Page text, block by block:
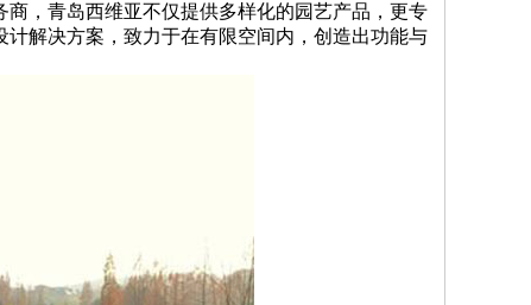
，青岛西维亚不仅提供多样化的园艺产品，更专
解决方案，致力于在有限空间内，创造出功能与